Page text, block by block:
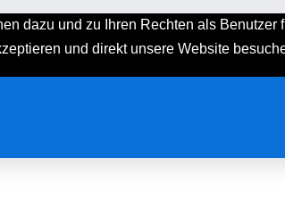
dazu und zu Ihren Rechten als
und direkt unsere Website